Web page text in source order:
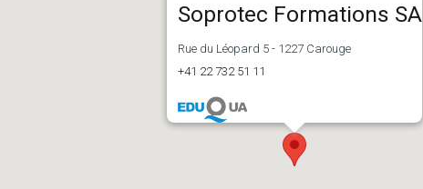
Soprotec Formations SA
Rue du Léopard 5 - 1227 Carouge
+41 22 732 51 11